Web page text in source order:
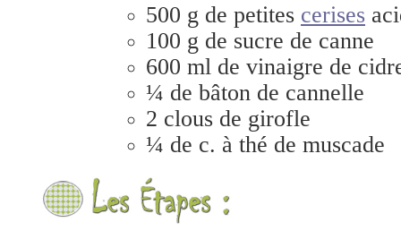
500 g de petites cerises
100 g de sucre de canne
600 ml de vinaigre de
¼ de bâton de cannelle
2 clous de girofle
¼ de c. à thé de muscade